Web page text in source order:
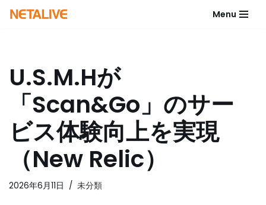
ツ
キ
ッ
Menu
U.S.M.Hが
「Scan&Go」のサー
ビス体験向上を実現
（New Relic）
2026年6月11日 未分類